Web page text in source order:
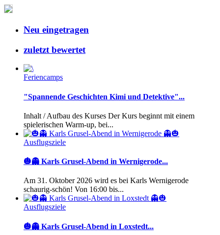
Neu eingetragen
zuletzt bewertet
Feriencamps
"Spannende Geschichten Kimi und Detektive"...
Inhalt / Aufbau des Kurses Der Kurs beginnt mit einem
spielerischen Warm-up, bei...
Ausflugsziele
🎃👻 Karls Grusel-Abend in Wernigerode...
Am 31. Oktober 2026 wird es bei Karls Wernigerode
schaurig-schön! Von 16:00 bis...
Ausflugsziele
🎃👻 Karls Grusel-Abend in Loxstedt...